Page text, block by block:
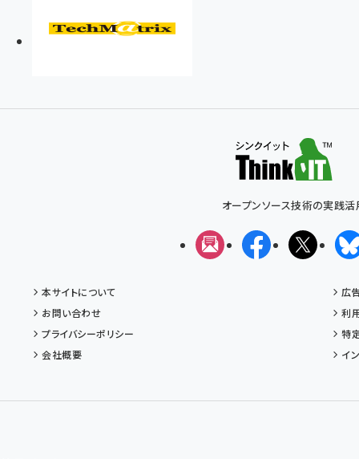
オープンソース技術の実践活
メルマガFacebookX(エッ
本サイトについて
広
お問い合わせ
利
プライバシーポリシー
特
会社概要
イ